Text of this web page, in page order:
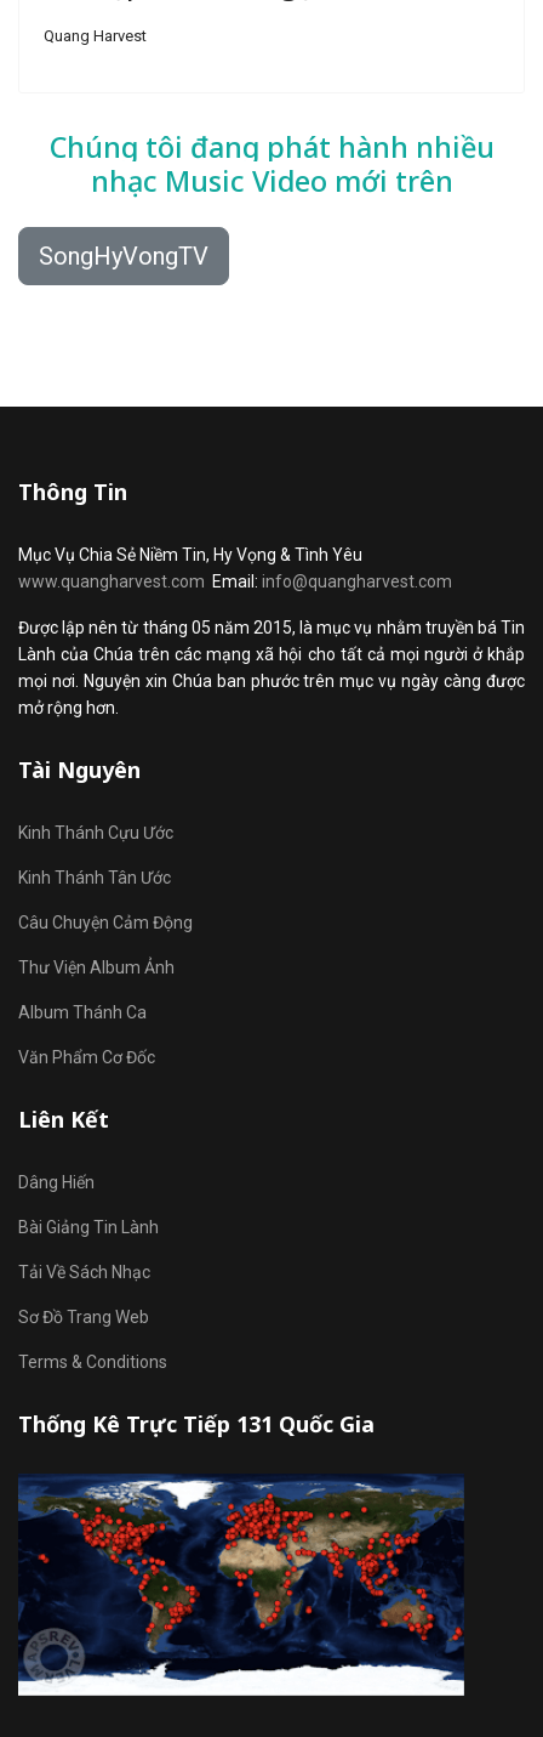
Quang Harvest
Chúng tôi đang phát hành nhiều
nhạc Music Video mới trên
SongHyVongTV
Thông Tin
Mục Vụ Chia Sẻ Niềm Tin, Hy Vọng & Tình Yêu
www.quangharvest.com Email: info@quangharvest.com
Được lập nên từ tháng 05 năm 2015, là mục vụ nhằm truyền bá Tin
Lành của Chúa trên các mạng xã hội cho tất cả mọi người ở khắp
mọi nơi. Nguyện xin Chúa ban phước trên mục vụ ngày càng được
mở rộng hơn.
Tài Nguyên
Kinh Thánh Cựu Ước
Kinh Thánh Tân Ước
Câu Chuyện Cảm Động
Thư Viện Album Ảnh
Album Thánh Ca
Văn Phẩm Cơ Đốc
Liên Kết
Dâng Hiến
Bài Giảng Tin Lành
Tải Về Sách Nhạc
Sơ Đồ Trang Web
Terms & Conditions
Thống Kê Trực Tiếp 131 Quốc Gia